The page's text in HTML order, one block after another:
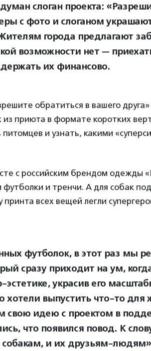
слоган проекта:
с фото и слоганом
города предлагают
возможности нет —
их финансово.
обратиться в вашего
из приюта в формате коротких
и узнать, какими
с российским брендом одежды
и тренчи. А для собак
всех вещей легли
футболок, в этот раз мы
сразу приходит на ум,
эстетике, украсив его
выпустить что-то для
свою идею с проектом в
что появился повод. К
и их друзьям-